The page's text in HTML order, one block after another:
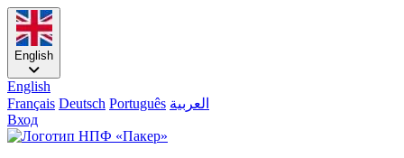
English
English
Français Deutsch Português العربية
Вход